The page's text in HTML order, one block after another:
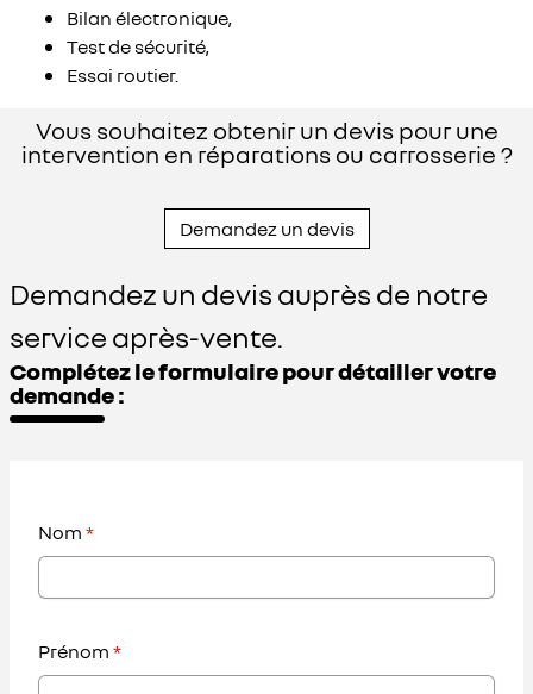
Bilan électronique,
Test de sécurité,
Essai routier.
Vous souhaitez obtenir un devis pour une
intervention en réparations ou carrosserie ?
Demandez un devis
Demandez un devis auprès de notre
service après-vente.
Complétez le formulaire pour détailler votre
demande :
Nom *
Prénom *